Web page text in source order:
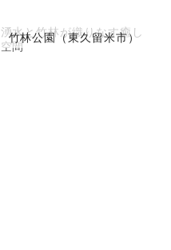
竹林公園（東久留米市）
湧水と竹林が織りなす癒し
空間